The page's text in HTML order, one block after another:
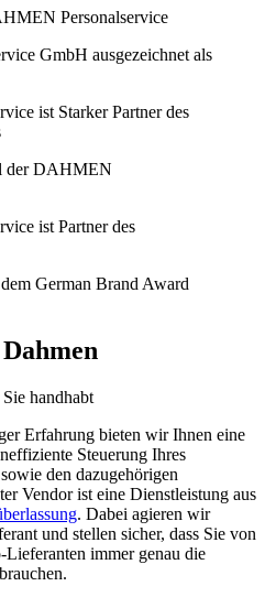
handhabt
Erfahrung bieten wir Ihnen eine
Steuerung Ihres
den dazugehörigen
Vendor ist eine Dienstleistung aus
. Dabei agieren wir
und stellen sicher, dass Sie von
immer genau die